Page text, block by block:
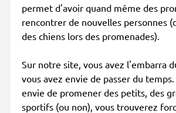
permet d'avoir quand même des
rencontrer de nouvelles personnes
des chiens lors des promenades).
Sur notre site, vous avez l'embarra
vous avez envie de passer du
envie de promener des petits, des
sportifs (ou non), vous trouverez